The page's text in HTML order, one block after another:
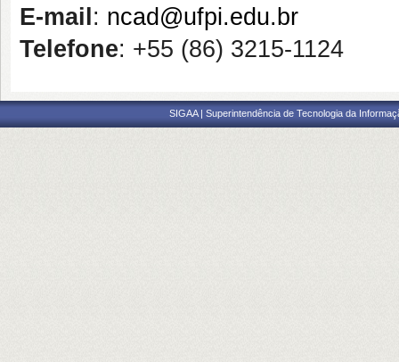
E-mail : ncad@ufpi.edu.br
Telefone: +55 (86) 3215-1124
SIGAA | Superintendência de Tecnologia da